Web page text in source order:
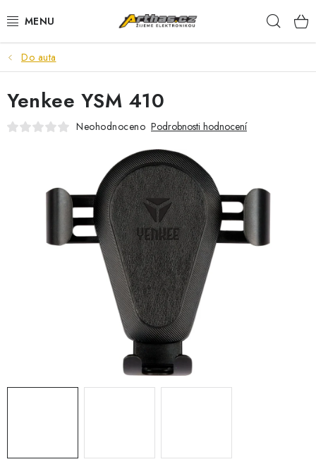
na
TELEFONY, TABLETY
POČÍTAČE, NOTEBOOKY
PRO HRÁČE
PŘEDVÁDĚCÍ ELEKTRONIKA
SPOTŘEBIČE
Do auta
Yenkee YSM 410
Neohodnoceno Podrobnosti hodnocení